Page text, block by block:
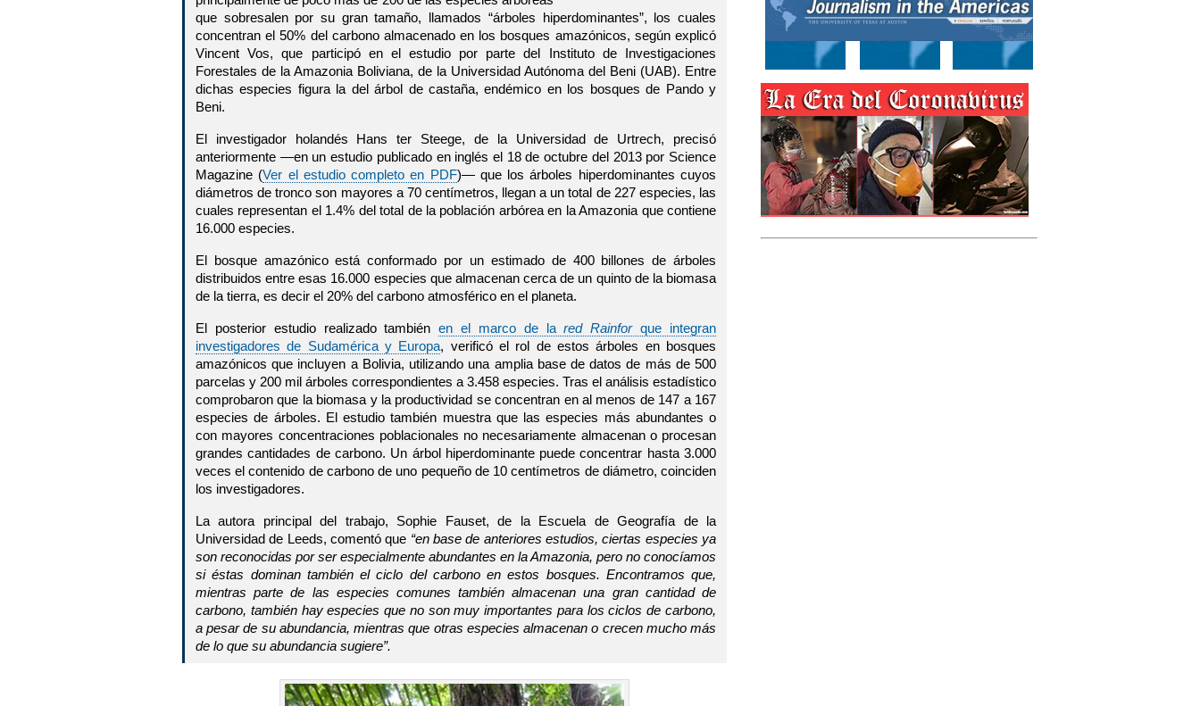
que sobresalen por su gran tamaño, llamados “árboles hiperdominantes”, los cuales
concentran el 50% del carbono almacenado en los bosques amazónicos, según explicó
Vincent Vos, que participó en el estudio por parte del Instituto de Investigaciones
Forestales de la Amazonia Boliviana, de la Universidad Autónoma del Beni (UAB). Entre
dichas especies figura la del árbol de castaña, endémico en los bosques de Pando y
Beni.
El investigador holandés Hans ter Steege, de la Universidad de Urtrech, precisó
anteriormente —en un estudio publicado en inglés el 18 de octubre del 2013 por Science
Magazine (Ver el estudio completo en PDF)— que los árboles hiperdominantes cuyos
diámetros de tronco son mayores a 70 centímetros, llegan a un total de 227 especies, las
cuales representan el 1.4% del total de la población arbórea en la Amazonia que contiene
16.000 especies.
El bosque amazónico está conformado por un estimado de 400 billones de árboles
distribuidos entre esas 16.000 especies que almacenan cerca de un quinto de la biomasa
de la tierra, es decir el 20% del carbono atmosférico en el planeta.
El posterior estudio realizado tambiénen el marco de lared Rainforque integran
investigadores de Sudamérica y Europa, verificó el rol de estos árboles en bosques
amazónicos que incluyen a Bolivia, utilizando una amplia base de datos de más de 500
parcelas y 200 mil árboles correspondientes a 3.458 especies. Tras el análisis estadístico
comprobaron que la biomasa y la productividad se concentran en al menos de 147 a 167
especies de árboles. El estudio también muestra que las especies más abundantes o
con mayores concentraciones poblacionales no necesariamente almacenan o procesan
grandes cantidades de carbono. Un árbol hiperdominante puede concentrar hasta 3.000
veces el contenido de carbono de uno pequeño de 10 centímetros de diámetro, coinciden
los investigadores.
La autora principal del trabajo, Sophie Fauset, de la Escuela de Geografía de la
Universidad de Leeds, comentó que “en base de anteriores estudios, ciertas especies ya
son reconocidas por ser especialmente abundantes en la Amazonia, pero no conocíamos
si éstas dominan también el ciclo del carbono en estos bosques. Encontramos que,
mientras parte de las especies comunes también almacenan una gran cantidad de
carbono, también hay especies que no son muy importantes para los ciclos de carbono,
a pesar de su abundancia, mientras que otras especies almacenan o crecen mucho más
de lo que su abundancia sugiere”.